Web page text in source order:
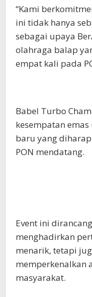
“Kami
ini tidak hanya
sebagai upaya
olahraga balap
empat kali pada
Babel Turbo
kesempatan
baru yang
PON mendatang.
Event ini
menghadirkan
menarik, tetapi
memperkenalkan
masyarakat.